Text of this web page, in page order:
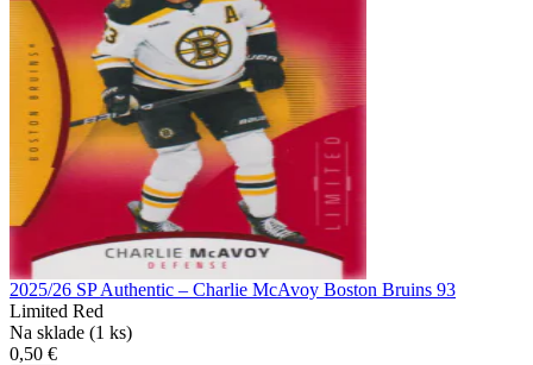
2025/26 SP Authentic – Charlie McAvoy Boston Bruins 93
Limited Red
Na sklade (1 ks)
0,50 €